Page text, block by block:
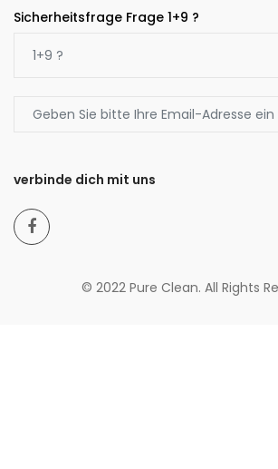
Sicherheitsfrage Frage 1+9 ?
verbinde dich mit uns
© 2022 Pure Clean. All Rights